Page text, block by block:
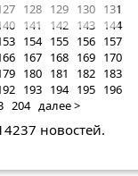
128 129 130 131
141 142 143 144
154 155 156 157
167 168 169 170
180 181 182 183
193 194 195 196
204 далее >
новостей.